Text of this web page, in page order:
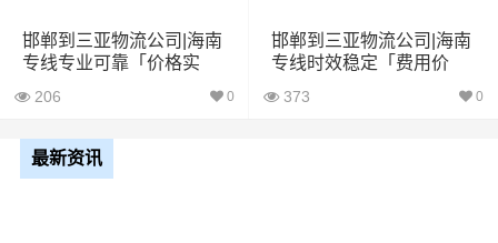
务，例如不及时回复客户咨询、不提供准确的物流信息
等；
如不遵守运输规定、不保障货物安全等；
邯郸到三亚物流公司|海南
专线专业可靠「价格实
206 0
邯郸到三亚物流公司|海南
专线时效稳定「费用价
373 0
最新资讯